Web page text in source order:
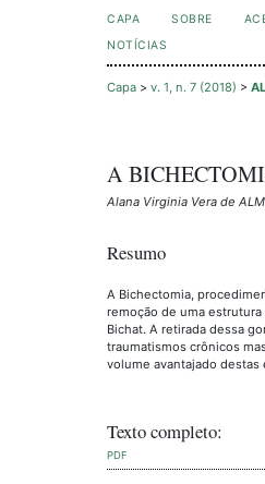
CAPA SOBRE
NOTÍCIAS
Capa > v. 1, n. 7 (2018) >
A
Alana Virginia Vera de
Resumo
A Bichectomia,
remoção de uma
Bichat. A retirada dessa
traumatismos crônicos
volume avantajado destas
Texto completo:
PDF